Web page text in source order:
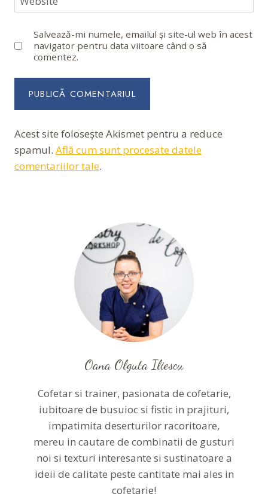
Salvează-mi numele, emailul și site-ul web în acest
navigator pentru data viitoare când o să
comentez.
Acest site folosește Akismet pentru a reduce
spamul. Află cum sunt procesate datele
comentariilor tale.
Oana Olguta Iliescu
Cofetar si trainer, pasionata de cofetarie,
iubitoare de busuioc si fistic in prajituri,
impatimita deserturilor racoritoare,
mereu in cautare de combinatii de gusturi
noi si texturi interesante si sustinatoare a
ideii de calitate peste cantitate mai ales in
cofetarie!